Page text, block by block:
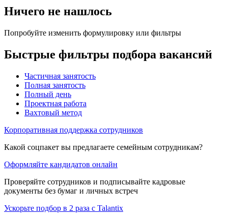
Ничего не нашлось
Попробуйте изменить формулировку или фильтры
Быстрые фильтры подбора вакансий
Частичная занятость
Полная занятость
Полный день
Проектная работа
Вахтовый метод
Корпоративная поддержка сотрудников
Какой соцпакет вы предлагаете семейным сотрудникам?
Оформляйте кандидатов онлайн
Проверяйте сотрудников и подписывайте кадровые
документы без бумаг и личных встреч
Ускорьте подбор в 2 раза с Talantix